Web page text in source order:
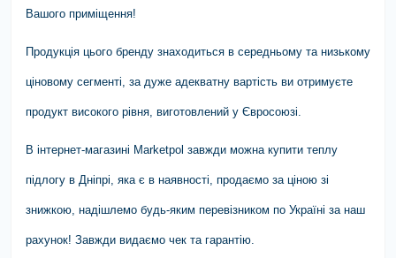
Вашого приміщення!
Продукція цього бренду знаходиться в середньому та низькому
ціновому сегменті, за дуже адекватну вартість ви отримуєте
продукт високого рівня, виготовлений у Євросоюзі.
В інтернет-магазині Marketpol завжди можна купити теплу
підлогу в Дніпрі, яка є в наявності, продаємо за ціною зі
знижкою, надішлемо будь-яким перевізником по Україні за наш
рахунок! Завжди видаємо чек та гарантію.